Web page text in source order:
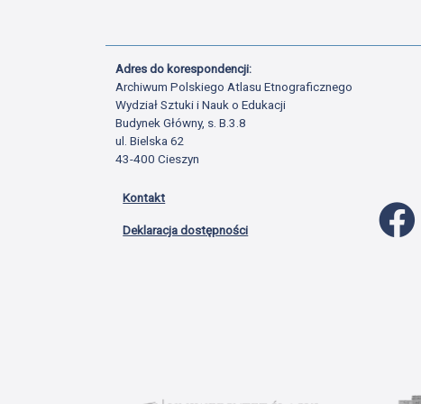
Adres do korespondencji:
Archiwum Polskiego Atlasu Etnograficznego
Wydział Sztuki i Nauk o Edukacji
Budynek Główny, s. B.3.8
ul. Bielska 62
43-400 Cieszyn
Kontakt
Deklaracja dostępności